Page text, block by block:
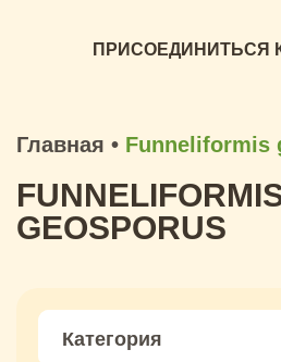
ПРИСОЕДИНИТЬСЯ
Главная • Funneliformis
GEOSPORUS
Категория